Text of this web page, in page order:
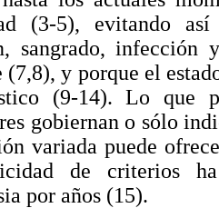
(3-5), evitando
sangrado,
(7,8), y porque el
(9-14). Lo que
gobiernan o sólo
variada puede
de criterios
por años (15).